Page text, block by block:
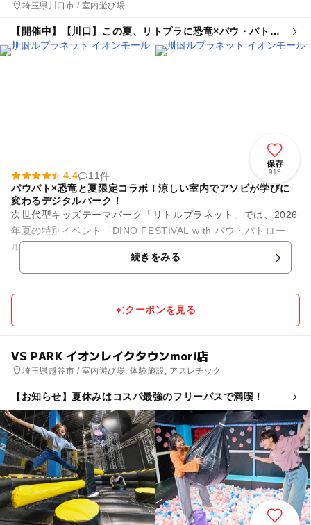
埼玉県川口市 / 室内遊び場
【開催中】【川口】この夏、リトプラに恐竜×パウ・パトロ
ールがやってくる!
保存
915
4.4
11件
パウパト×恐竜と夏限定コラボ！涼しい室内でアソビが学びに
変わるデジタルパーク！
次世代型キッズテーマパーク「リトルプラネット」では、2026
年夏の特別イベント「DINO FESTIVAL with パウ・パトロー
ル」を開催中！映画公開を記念した、今しか楽しめない大迫力
続きをみる
クーポンを見る
VS PARK イオンレイクタウンmori店
埼玉県越谷市 / 室内遊び場, 体験施設, アスレチック
【お知らせ】夏休みはコスパ最強のフリーパスで満喫！